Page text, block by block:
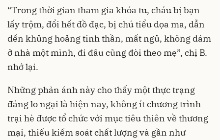
“Trong thời gian tham gia khóa tu, cháu bị bạn
lấy trộm, đổi hết đồ đạc, bị chú tiểu dọa ma, dẫn
đến khủng hoảng tinh thần, mất ngủ, không dám
ở nhà một mình, đi đâu cũng đòi theo mẹ”, chị B.
nhớ lại.
Những phản ánh này cho thấy một thực trạng
đáng lo ngại là hiện nay, không ít chương trình
trại hè được tổ chức với mục tiêu thiên về thương
mại, thiếu kiểm soát chất lượng và gần như